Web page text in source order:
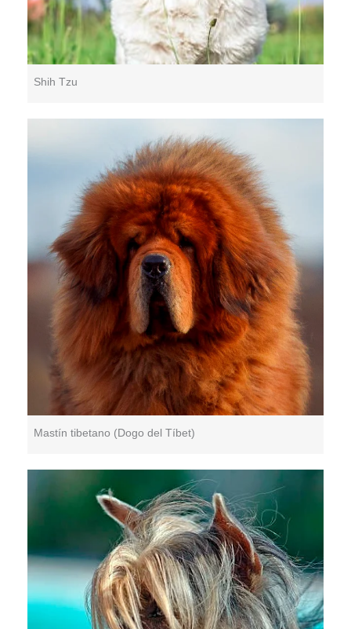
Shih Tzu
Mastín tibetano (Dogo del Tíbet)